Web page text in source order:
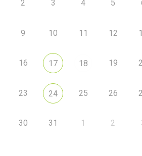
2 3 4 5
9 10 11 12
16 17 18 19
23 24 25 26
30 31 1 2